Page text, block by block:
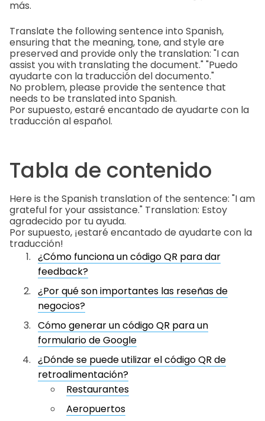
más.
Translate the following sentence into Spanish,
ensuring that the meaning, tone, and style are
preserved and provide only the translation: "I can
assist you with translating the document." "Puedo
ayudarte con la traducción del documento."
No problem, please provide the sentence that
needs to be translated into Spanish.
Por supuesto, estaré encantado de ayudarte con la
traducción al español.
Tabla de contenido
Here is the Spanish translation of the sentence: "I am
grateful for your assistance." Translation: Estoy
agradecido por tu ayuda.
Por supuesto, ¡estaré encantado de ayudarte con la
traducción!
¿Cómo funciona un código QR para dar
feedback?
¿Por qué son importantes las reseñas de
negocios?
Cómo generar un código QR para un
formulario de Google
¿Dónde se puede utilizar el código QR de
retroalimentación?
Restaurantes
Aeropuertos